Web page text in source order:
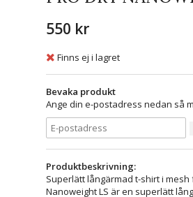
550 kr
Finns ej i lagret
Bevaka produkt
Ange din e-postadress nedan så
Produktbeskrivning:
Superlätt långärmad t-shirt i
Nanoweight LS är en superlätt